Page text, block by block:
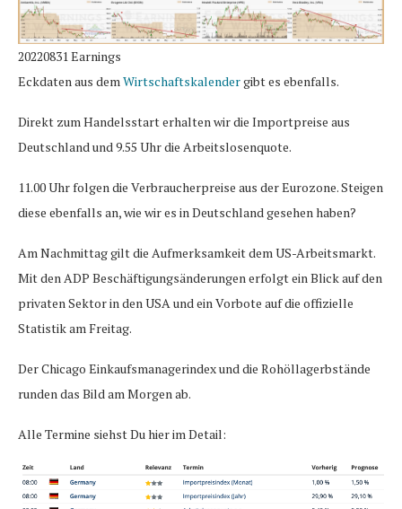
20220831 Earnings
Eckdaten aus demWirtschaftskalendergibt es ebenfalls.
Direkt zum Handelsstart erhalten wir die Importpreise aus
Deutschland und 9.55 Uhr die Arbeitslosenquote.
11.00 Uhr folgen die Verbraucherpreise aus der Eurozone. Steigen
diese ebenfalls an, wie wir es in Deutschland gesehen haben?
Am Nachmittag gilt die Aufmerksamkeit dem US-Arbeitsmarkt.
Mit den ADP Beschäftigungsänderungen erfolgt ein Blick auf den
privaten Sektor in den USA und ein Vorbote auf die offizielle
Statistik am Freitag.
Der Chicago Einkaufsmanagerindex und die Rohöllagerbstände
runden das Bild am Morgen ab.
Alle Termine siehst Du hier im Detail: